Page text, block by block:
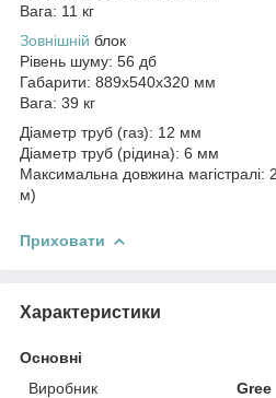
Вага: 11 кг
Зовнішній блок
Рівень шуму: 56 дб
Габарити: 889х540х320 мм
Вага: 39 кг
Діаметр труб (газ): 12 мм
Діаметр труб (рідина): 6 мм
Максимальна довжина
м)
Приховати
Характеристики
Основні
Виробник
Gree